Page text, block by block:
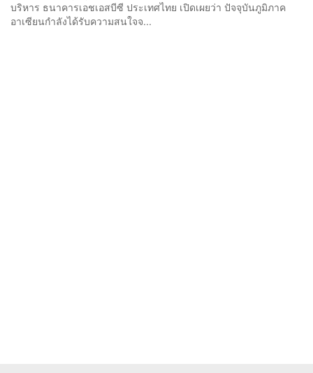
บริหาร ธนาคารเอชเอสบีซี ประเทศไทย เปิดเผยว่า ปัจจุบันภูมิภาค
อาเซียนกำลังได้รับความสนใจจ...